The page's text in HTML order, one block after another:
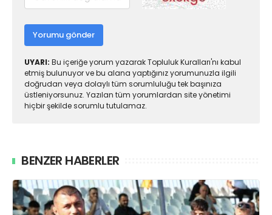
Yorumu gönder
UYARI: Bu içeriğe yorum yazarak Topluluk Kuralları'nı kabul
etmiş bulunuyor ve bu alana yaptığınız yorumunuzla ilgili
doğrudan veya dolaylı tüm sorumluluğu tek başınıza
üstleniyorsunuz. Yazılan tüm yorumlardan site yönetimi
hiçbir şekilde sorumlu tutulamaz.
BENZER HABERLER